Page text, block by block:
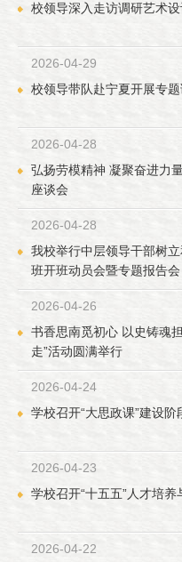
校领导深入走访调研艺术设
2026-04-29
校领导带队赴宁夏开展专
2026-04-28
弘扬劳模精神 凝聚奋进力
座谈会
2026-04-28
我校举行中层领导干部树
班开班动员会暨专题报告会
2026-04-26
书香思南觅初心 以史铸魂
走”活动圆满举行
2026-04-24
学校召开“大思政课”建设阶
2026-04-23
学校召开“十五五”人才培
2026-04-22